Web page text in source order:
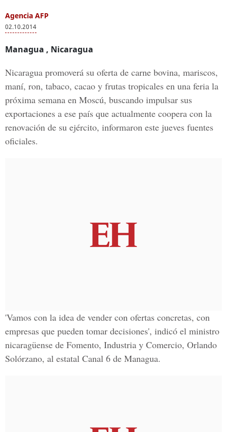
Agencia AFP
02.10.2014
Managua , Nicaragua
Nicaragua promoverá su oferta de carne bovina, mariscos,
maní, ron, tabaco, cacao y frutas tropicales en una feria la
próxima semana en Moscú, buscando impulsar sus
exportaciones a ese país que actualmente coopera con la
renovación de su ejército, informaron este jueves fuentes
oficiales.
'Vamos con la idea de vender con ofertas concretas, con
empresas que pueden tomar decisiones', indicó el ministro
nicaragüense de Fomento, Industria y Comercio, Orlando
Solórzano, al estatal Canal 6 de Managua.